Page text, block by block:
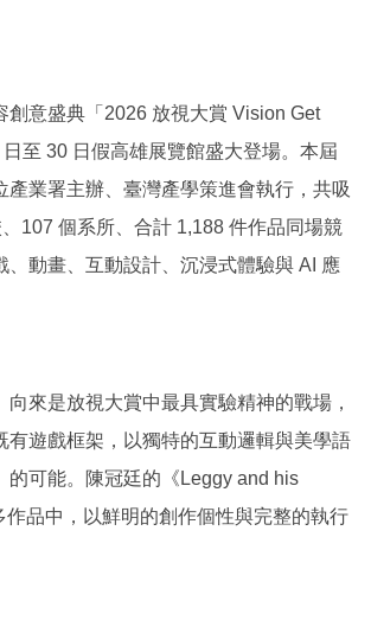
創意盛典「2026 放視大賞 Vision Get
至 30 日假高雄展覽館盛大登場。本屆
產業署主辦、臺灣產學策進會執行，共吸
107 個系所、合計 1,188 件作品同場競
、動畫、互動設計、沉浸式體驗與 AI 應
向來是放視大賞中最具實驗精神的戰場，
有遊戲框架，以獨特的互動邏輯與美學語
的可能。陳冠廷的《Leggy and his
作品中，以鮮明的創作個性與完整的執行